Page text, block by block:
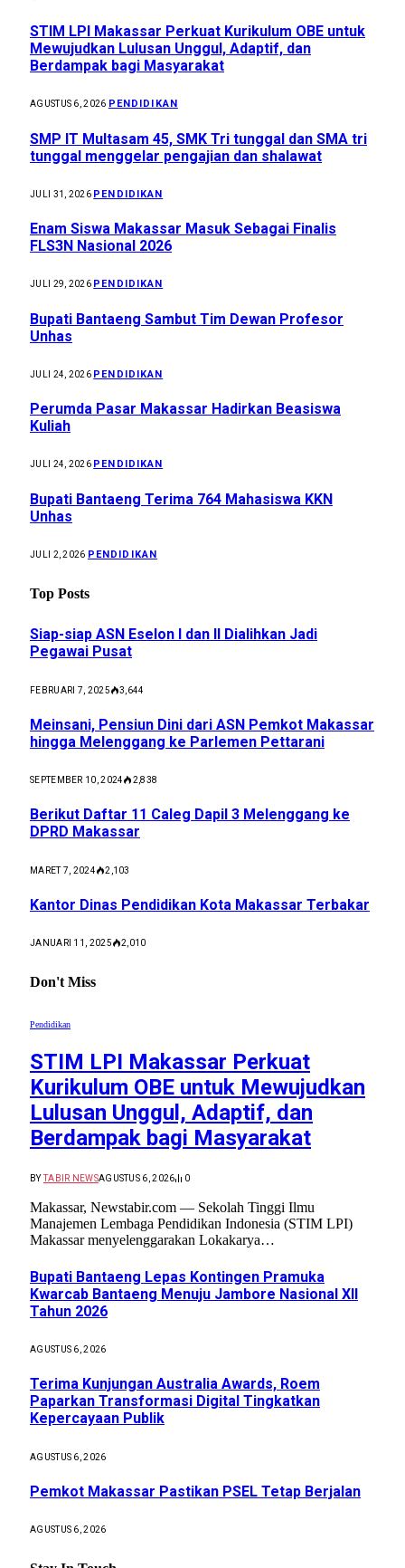
STIM LPI Makassar Perkuat Kurikulum OBE untuk
Mewujudkan Lulusan Unggul, Adaptif, dan
Berdampak bagi Masyarakat
AGUSTUS 6, 2026 PENDIDIKAN
SMP IT Multasam 45, SMK Tri tunggal dan SMA tri
tunggal menggelar pengajian dan shalawat
JULI 31, 2026 PENDIDIKAN
Enam Siswa Makassar Masuk Sebagai Finalis
FLS3N Nasional 2026
JULI 29, 2026 PENDIDIKAN
Bupati Bantaeng Sambut Tim Dewan Profesor
Unhas
JULI 24, 2026 PENDIDIKAN
Perumda Pasar Makassar Hadirkan Beasiswa
Kuliah
JULI 24, 2026 PENDIDIKAN
Bupati Bantaeng Terima 764 Mahasiswa KKN
Unhas
JULI 2, 2026 PENDIDIKAN
Top Posts
Siap-siap ASN Eselon I dan II Dialihkan Jadi
Pegawai Pusat
FEBRUARI 7, 2025 3,644
Meinsani, Pensiun Dini dari ASN Pemkot Makassar
hingga Melenggang ke Parlemen Pettarani
SEPTEMBER 10, 2024 2,838
Berikut Daftar 11 Caleg Dapil 3 Melenggang ke
DPRD Makassar
MARET 7, 2024 2,103
Kantor Dinas Pendidikan Kota Makassar Terbakar
JANUARI 11, 2025 2,010
Don't Miss
Pendidikan
STIM LPI Makassar Perkuat
Kurikulum OBE untuk Mewujudkan
Lulusan Unggul, Adaptif, dan
Berdampak bagi Masyarakat
BY TABIR NEWSAGUSTUS 6, 2026 0
Makassar, Newstabir.com — Sekolah Tinggi Ilmu
Manajemen Lembaga Pendidikan Indonesia (STIM LPI)
Makassar menyelenggarakan Lokakarya…
Bupati Bantaeng Lepas Kontingen Pramuka
Kwarcab Bantaeng Menuju Jambore Nasional XII
Tahun 2026
AGUSTUS 6, 2026
Terima Kunjungan Australia Awards, Roem
Paparkan Transformasi Digital Tingkatkan
Kepercayaan Publik
AGUSTUS 6, 2026
Pemkot Makassar Pastikan PSEL Tetap Berjalan
AGUSTUS 6, 2026